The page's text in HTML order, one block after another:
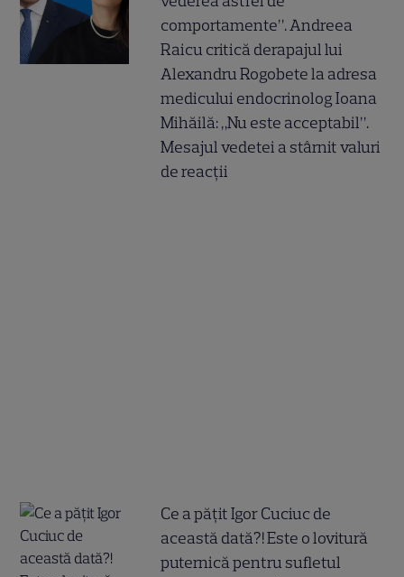
comportamente”. Andreea
Raicu critică derapajul lui
Alexandru Rogobete la adresa
medicului endocrinolog Ioana
Mihăilă: „Nu este acceptabil”.
Mesajul vedetei a stârnit valuri
de reacții
Ce a pățit Igor Cuciuc de
această dată?! Este o lovitură
puternică pentru sufletul